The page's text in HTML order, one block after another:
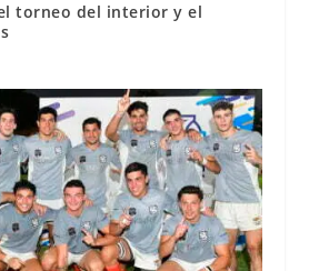
torneo del interior y el